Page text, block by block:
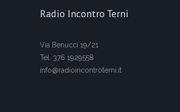
Radio Incontro Terni
Via Benucci 19/21
Tel. 376 1929558
info@radioincontroterni.it